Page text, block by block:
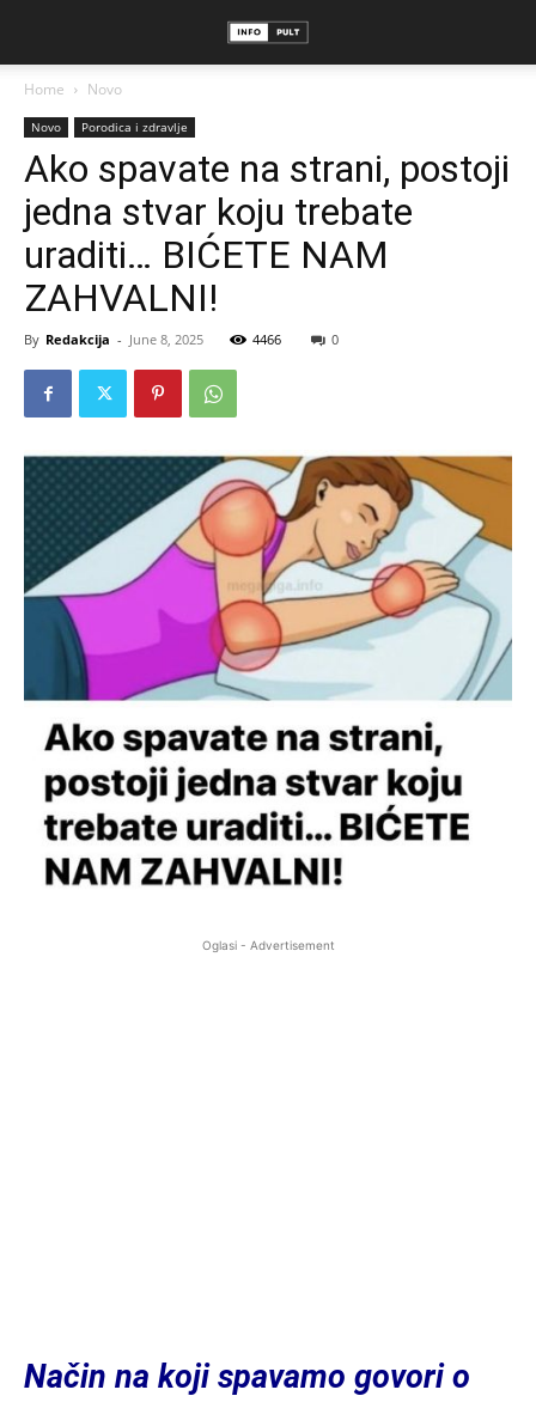
Home Novo
Novo Porodica i zdravlje
Ako spavate na strani, postoji
jedna stvar koju trebate
uraditi… BIĆETE NAM
ZAHVALNI!
By Redakcija - June 8, 2025 4466 0
Oglasi - Advertisement
Način na koji spavamo govori o